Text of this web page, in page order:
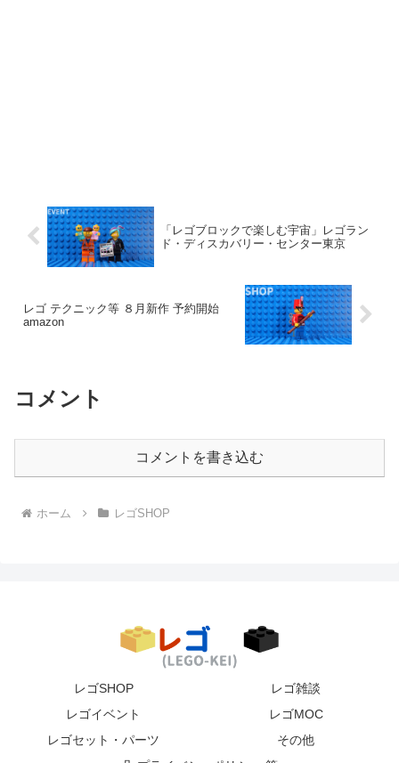
「レゴブロックで楽しむ宇宙」レゴラン
ド・ディスカバリー・センター東京
レゴ テクニック等 ８月新作 予約開始
amazon
コメント
コメントを書き込む
ホーム レゴSHOP
レゴSHOP
レゴ雑談
レゴイベント
レゴMOC
レゴセット・パーツ
その他